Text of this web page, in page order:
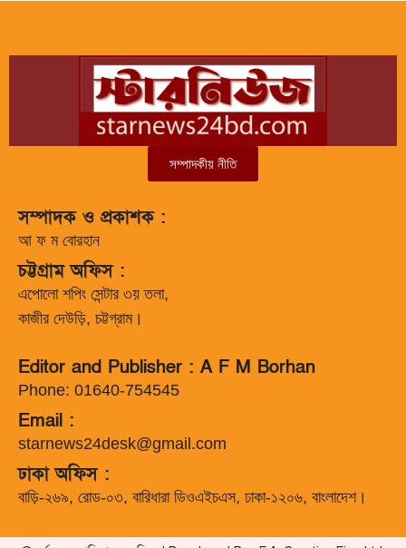
সম্পাদকীয় নীতি
সম্পাদক ও প্রকাশক :
আ ফ ম বোরহান
চট্টগ্রাম অফিস :
এপোলো শপিং সেন্টার ৩য় তলা,
কাজীর দেউড়ি, চট্টগ্রাম।
Editor and Publisher : A F M Borhan
Phone: 01640-754545
Email :
starnews24desk@gmail.com
ঢাকা অফিস :
বাড়ি-২৬৯, রোড-০৩, বারিধারা ডিওএইচএস, ঢাকা-১২০৬, বাংলাদেশ।